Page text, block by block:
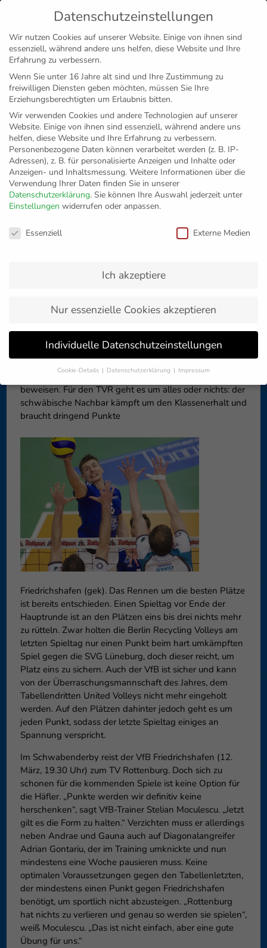
MENÜ
Disclaimer Impressum Datenschutz
Keine Punkte
sicher sind, der VfB Friedrichshafen will am Samstag
Rottenburg mit einem weiteren Sieg seine aktuelle Form
beweisen. Für den TVR geht es um alles oder nichts: der
schwäbische Nachbar kämpft um den Klassenerhalt und
braucht dringend Punkte
Friedrichshafen (gek). Das Rennen um die besten Plätze
ist bereits entschieden. Einen Spieltag vor Ende der
Hauptrunde ist an den Plätzen eins bis drei nichts mehr
zu rütteln. Zwar holten die Berlin Recycling Volleys am
letzten Spieltag nur einen Punkt beim hart umkämpften
Spiel gegen die SVG Lüneburg, doch dieser reicht, um
Platz eins zu sichern. Auch der VfB ist sicher und kann
von der Überraschungsmannschaft des Jahres, dem
Tabellendritten United Volleys nicht mehr eingeholt
werden. Auf den Plätzen dahinter jedoch geht es um
jeden Punkt, sodass der letzte Spieltag einiges an
Spannung verspricht.
Im Schwabenderby reist der VfB Friedrichshafen (12.
März, 19.30 Uhr) zum TV Rottenburg. Doch sich zu
schonen für die kommenden Spiele ist keine Option für
die Häfler. „Punkte werden wir definitiv keine
herschenken“, sagt VfB-Trainer Stelian Moculescu. „Jetzt
gilt es die Form zu halten.“ Verzichten muss er allerdings
neben Andrae und Gauna auch auf Diagonalangreifer
Adrian Gontariu, der im Training umknickte und nun
mindestens eine Woche pausieren muss. Keine
optimalen Voraussetzungen gegen den Tabellenletzten,
der mindestens einen Punkt gegen Friedrichshafen
benötigt, um sportlich nicht abzusteigen. „Rottenburg
hat nichts zu verlieren und genau so werden sie spielen“,
weiß Moculescu. „Das ist nicht einfach, aber eine gute
Übung für uns.“
Datenschutzeinstellungen
Wir nutzen Cookies auf unserer Website. Einige von ihnen sind
essenziell, während andere uns helfen, diese Website und Ihre
Erfahrung zu verbessern.
Wenn Sie unter 16 Jahre alt sind und Ihre Zustimmung zu
freiwilligen Diensten geben möchten, müssen Sie Ihre
Erziehungsberechtigten um Erlaubnis bitten.
Wir verwenden Cookies und andere Technologien auf unserer
Website. Einige von ihnen sind essenziell, während andere uns
helfen, diese Website und Ihre Erfahrung zu verbessern.
Personenbezogene Daten können verarbeitet werden (z. B. IP-
Adressen), z. B. für personalisierte Anzeigen und Inhalte oder
Anzeigen- und Inhaltsmessung. Weitere Informationen über die
Verwendung Ihrer Daten finden Sie in unserer
Datenschutzerklärung. Sie können Ihre Auswahl jederzeit unter
Einstellungen widerrufen oder anpassen.
Datenschutzeinstellungen
Essenziell Externe Medien
Ich akzeptiere
Nur essenzielle Cookies akzeptieren
Individuelle Datenschutzeinstellungen
Cookie-Details Datenschutzerklärung Impressum
Datenschutzeinstellungen
Wenn Sie unter 16 Jahre alt sind und Ihre Zustimmung zu
freiwilligen Diensten geben möchten, müssen Sie Ihre
Wir verwenden Cookies und andere Technologien auf unserer
Website. Einige von ihnen sind essenziell, während andere uns
helfen, diese Website und Ihre Erfahrung zu verbessern.
Personenbezogene Daten können verarbeitet werden (z. B. IP-
Adressen), z. B. für personalisierte Anzeigen und Inhalte oder
Anzeigen- und Inhaltsmessung.
Weitere Informationen über die
Verwendung Ihrer Daten finden Sie in unserer
Datenschutzerklärung
Hier finden Sie eine Übersicht über alle verwendeten Cookies. Sie
können Ihre Einwilligung zu ganzen Kategorien geben oder sich
weitere Informationen anzeigen lassen und so nur bestimmte
Cookies auswählen.
Speichern Nur essenzielle Cookies akzeptieren
Zurück
Datenschutzeinstellungen
Essenziell (1)
Essenzielle Cookies ermöglichen grundlegende Funktionen und sind für
die einwandfreie Funktion der Website erforderlich.
Cookie-Informationen anzeigen
Externe Medien (6)
Inhalte von Videoplattformen und Social-Media-Plattformen werden
werden, bedarf der Zugriff auf diese Inhalte keiner manuellen
Cookie-Informationen anzeigen
Datenschutzerklärung